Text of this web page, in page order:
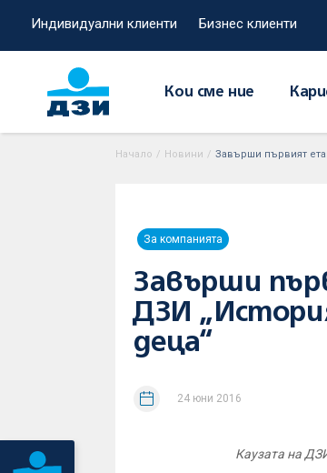
Индивидуални клиенти Бизнес клиенти
Кои сме ние
Начало / Новини / Завърши първият
За компанията
Завърши
ДЗИ
деца“
24 юни 2016
Каузата на